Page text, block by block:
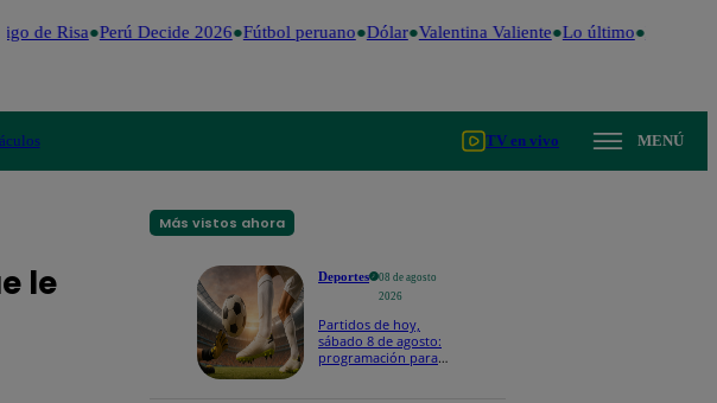
de Risa Perú Decide 2026 Fútbol peruano Dólar Valentina Valiente Lo último Me Caigo
TV en vivo MENÚ
le
Más vistos ahora
Deportes
08 de agosto
2026
Partidos de hoy,
sábado 8 de agosto:
programación para